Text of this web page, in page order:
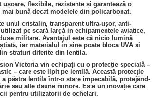
ușoare, flexibile, rezistente și garantează o
mai bună decat modelele din policarbonat.
unul cristalin, transparent ultra-ușor, anti-
pe scară largă in echipamentele aviatice,
militare. Avantajul este că nicio lumină
iar materialul in sine poate bloca UVA și
straturi diferite din lentila.
Victoria vin echipați cu o protecție specială –
– care este lipit pe lentilă. Această protecție
păstra lentila într-o stare impecabilă, protejând-
sau alte daune minore. Este un inovație care
pentru utilizatorii de ochelari.